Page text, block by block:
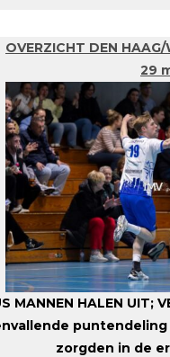
OVERZICHT DEN
29
MANNEN HALEN
zorgden in de